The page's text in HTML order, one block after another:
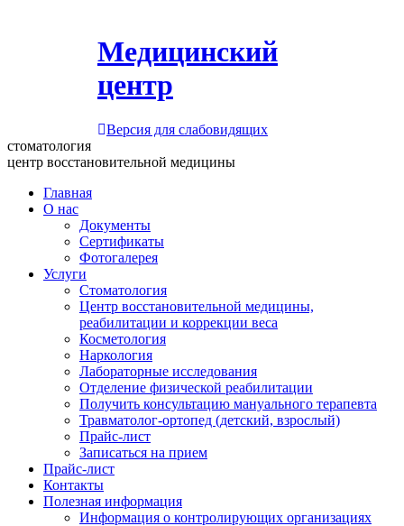
Медицинский
центр
Версия для слабовидящих
стоматология
центр восстановительной медицины
Главная
О нас
Документы
Сертификаты
Фотогалерея
Услуги
Стоматология
Центр восстановительной медицины,
реабилитации и коррекции веса
Косметология
Наркология
Лабораторные исследования
Отделение физической реабилитации
Получить консультацию мануального терапевта
Травматолог-ортопед (детский, взрослый)
Прайс-лист
Записаться на прием
Прайс-лист
Контакты
Полезная информация
Информация о контролирующих организациях